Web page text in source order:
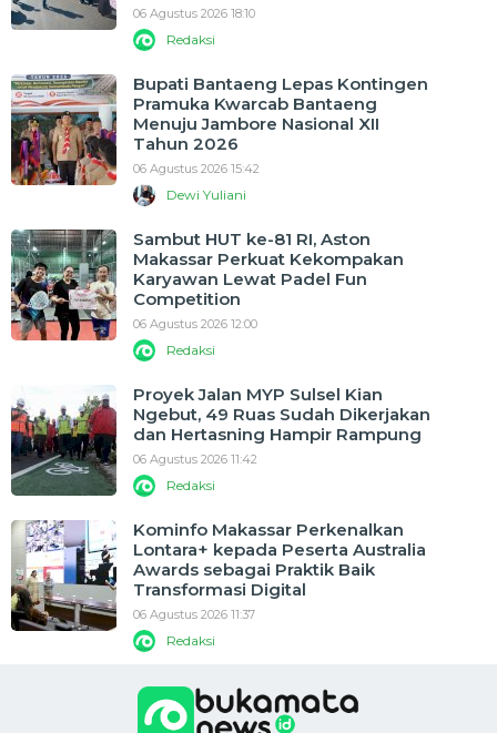
06 Agustus 2026 18:10
Redaksi
Bupati Bantaeng Lepas Kontingen
Pramuka Kwarcab Bantaeng
Menuju Jambore Nasional XII
Tahun 2026
06 Agustus 2026 15:42
Dewi Yuliani
Sambut HUT ke-81 RI, Aston
Makassar Perkuat Kekompakan
Karyawan Lewat Padel Fun
Competition
06 Agustus 2026 12:00
Redaksi
Proyek Jalan MYP Sulsel Kian
Ngebut, 49 Ruas Sudah Dikerjakan
dan Hertasning Hampir Rampung
06 Agustus 2026 11:42
Redaksi
Kominfo Makassar Perkenalkan
Lontara+ kepada Peserta Australia
Awards sebagai Praktik Baik
Transformasi Digital
06 Agustus 2026 11:37
Redaksi